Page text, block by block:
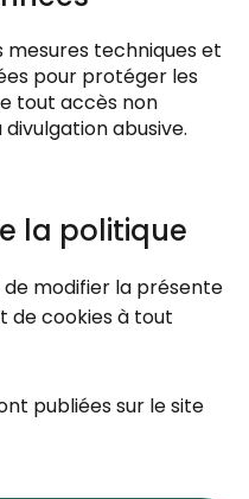
mesures techniques et
pour protéger les
tout accès non
abusive.
la politique
de modifier la présente
de cookies à tout
publiées sur le site